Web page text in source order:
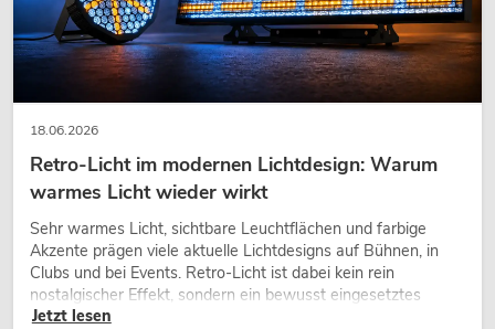
EUROLITE Set LED KLS Laser Bar PRO
18.06.2026
Retro-Licht im modernen Lichtdesign: Warum
warmes Licht wieder wirkt
Sehr warmes Licht, sichtbare Leuchtflächen und farbige
Akzente prägen viele aktuelle Lichtdesigns auf Bühnen, in
Clubs und bei Events. Retro-Licht ist dabei kein rein
nostalgischer Effekt, sondern ein bewusst eingesetztes
Gestaltungsmittel: Es schafft Atmosphäre, gibt Szenen
Jetzt lesen